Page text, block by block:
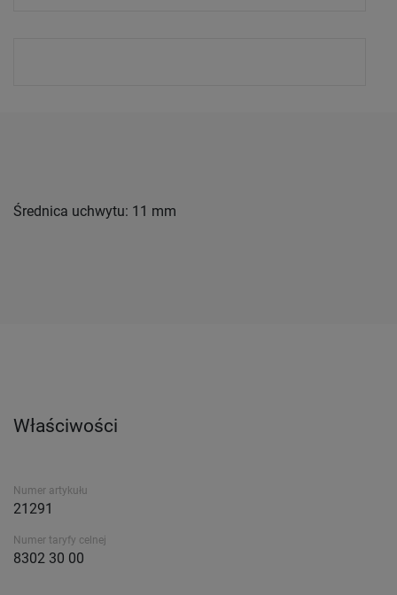
Średnica uchwytu: 11 mm
Właściwości
Numer artykułu
21291
Numer taryfy celnej
8302 30 00